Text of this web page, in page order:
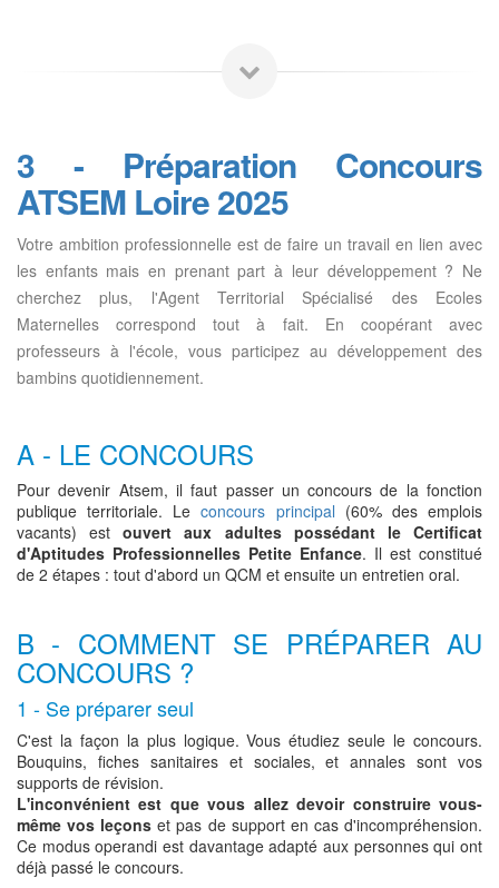
3 - Préparation Concours
ATSEM Loire 2025
Votre ambition professionnelle est de faire un travail en lien avec
les enfants mais en prenant part à leur développement ? Ne
cherchez plus, l'Agent Territorial Spécialisé des Ecoles
Maternelles correspond tout à fait. En coopérant avec
professeurs à l'école, vous participez au développement des
bambins quotidiennement.
A - LE CONCOURS
Pour devenir Atsem, il faut passer un concours de la fonction
publique territoriale. Leconcours principal (60% des emplois
vacants) estouvert aux adultes possédant le Certificat
d'Aptitudes Professionnelles Petite Enfance. Il est constitué
de 2 étapes : tout d'abord un QCM et ensuite un entretien oral.
B - COMMENT SE PRÉPARER AU
CONCOURS ?
1 - Se préparer seul
C'est la façon la plus logique. Vous étudiez seule le concours.
Bouquins, fiches sanitaires et sociales, et annales sont vos
supports de révision.
L'inconvénient est que vous allez devoir construire vous-
même vos leçons et pas de support en cas d'incompréhension.
Ce modus operandi est davantage adapté aux personnes qui ont
déjà passé le concours.